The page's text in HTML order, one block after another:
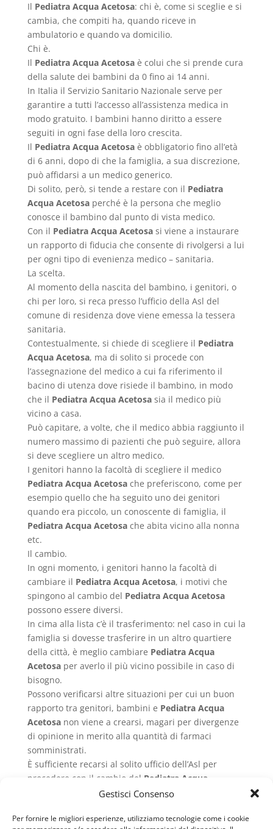
Gestisci Consenso
Per fornire le migliori esperienze, utilizziamo tecnologie come i cookie
Il Pediatra Acqua Acetosa: chi è, come si sceglie e si
cambia, che compiti ha, quando riceve in
ambulatorio e quando va domicilio.
Chi è.
Il Pediatra Acqua Acetosaè colui che si prende cura
della salute dei bambini da 0 fino ai 14 anni.
In Italia il Servizio Sanitario Nazionale serve per
garantire a tutti l’accesso all’assistenza medica in
modo gratuito. I bambini hanno diritto a essere
seguiti in ogni fase della loro crescita.
Il Pediatra Acqua Acetosaè obbligatorio fino all’età
di 6 anni, dopo di che la famiglia, a sua discrezione,
può affidarsi a un medico generico.
Di solito, però, si tende a restare con il Pediatra
Acqua Acetosaperché è la persona che meglio
conosce il bambino dal punto di vista medico.
Con il Pediatra Acqua Acetosasi viene a instaurare
un rapporto di fiducia che consente di rivolgersi a lui
per ogni tipo di evenienza medico – sanitaria.
La scelta.
Al momento della nascita del bambino, i genitori, o
chi per loro, si reca presso l’ufficio della Asl del
comune di residenza dove viene emessa la tessera
sanitaria.
Contestualmente, si chiede di scegliere il Pediatra
Acqua Acetosa, ma di solito si procede con
l’assegnazione del medico a cui fa riferimento il
bacino di utenza dove risiede il bambino, in modo
che il Pediatra Acqua Acetosasia il medico più
vicino a casa.
Può capitare, a volte, che il medico abbia raggiunto il
numero massimo di pazienti che può seguire, allora
si deve scegliere un altro medico.
I genitori hanno la facoltà di scegliere il medico
Pediatra Acqua Acetosache preferiscono, come per
esempio quello che ha seguito uno dei genitori
quando era piccolo, un conoscente di famiglia, il
Pediatra Acqua Acetosache abita vicino alla nonna
etc.
Il cambio.
In ogni momento, i genitori hanno la facoltà di
cambiare il Pediatra Acqua Acetosa, i motivi che
spingono al cambio del Pediatra Acqua Acetosa
possono essere diversi.
In cima alla lista c’è il trasferimento: nel caso in cui la
famiglia si dovesse trasferire in un altro quartiere
della città, è meglio cambiare Pediatra Acqua
Acetosaper averlo il più vicino possibile in caso di
bisogno.
Possono verificarsi altre situazioni per cui un buon
rapporto tra genitori, bambini e Pediatra Acqua
Acetosanon viene a crearsi, magari per divergenze
di opinione in merito alla quantità di farmaci
somministrati.
È sufficiente recarsi al solito ufficio dell’Asl per
procedere con il cambio del Pediatra Acqua
Il compito del Pediatra Acqua Acetosaè quello di